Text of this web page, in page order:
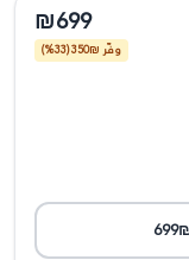
₪699
وفّر ₪350
(33%)